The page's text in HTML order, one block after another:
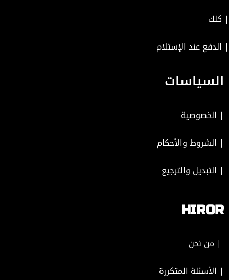
| كلك
| الدفع عند الإستلام
السياسات
| الخصوصية
| الشروط والأحكام
| التبديل والترجيع
HIROR
| من نحن
| الأسئلة المتكررة